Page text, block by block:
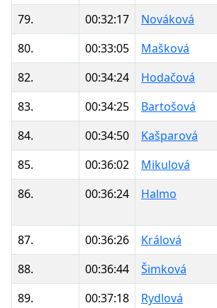
79.
00:32:17 Nováková
80.
00:33:05 Mašková
82.
00:34:24 Hodačová
83.
00:34:25 Bartošová
84.
00:34:50 Kašparová
85.
00:36:02 Mikulová
86.
00:36:24 Halmo
87. 00:36:26 Králová
88.
00:36:44 Šimková
89.
00:37:18 Rydlová